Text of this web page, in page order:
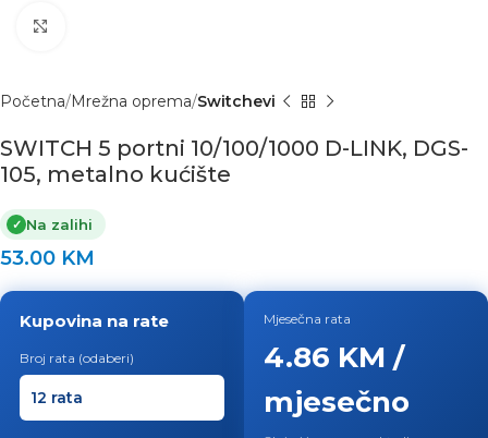
Početna Mrežna oprema Switchevi
SWITCH 5 portni 10/100/1000 D-LINK, DGS-
105, metalno kućište
✓ Na zalihi
53.00 KM
Kupovina na rate
Broj rata (odaberi)
Mjesečna rata
4.86 KM /
mjesečno